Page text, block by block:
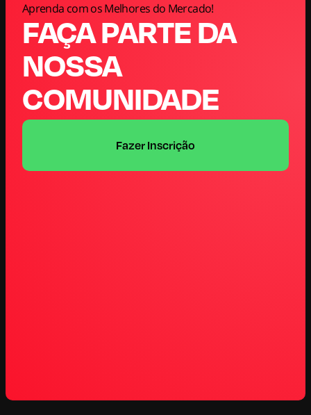
Aprenda com os Melhores do Mercado!
FAÇA PARTE DA
NOSSA
COMUNIDADE
Fazer Inscrição